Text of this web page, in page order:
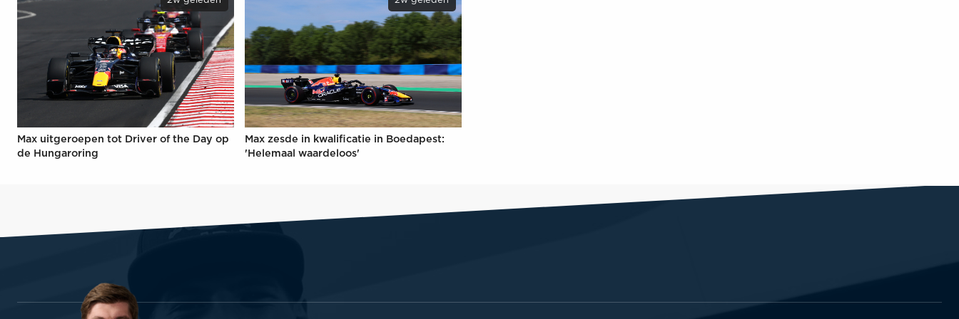
Max uitgeroepen tot Driver of the Day op
de Hungaroring
Max zesde in kwalificatie in Boedapest:
'Helemaal waardeloos'